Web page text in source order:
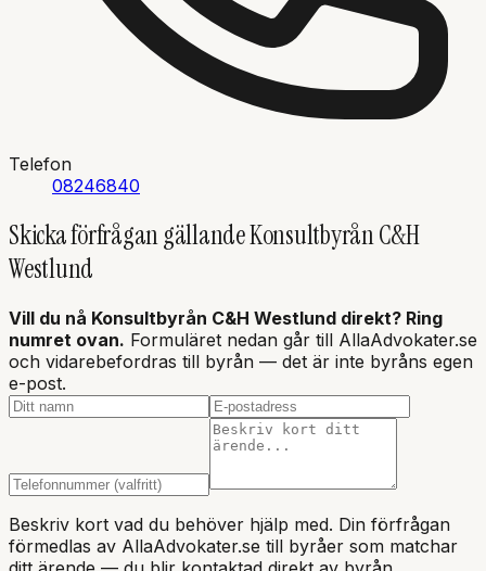
Telefon
08246840
Skicka förfrågan gällandeKonsultbyrån C&H
Westlund
Vill du nå Konsultbyrån C&H Westlund direkt? Ring
numret ovan. Formuläret nedan går till AllaAdvokater.se
och vidarebefordras till byrån — det är inte byråns egen
e-post.
Beskriv kort vad du behöver hjälp med. Din förfrågan
förmedlas av AllaAdvokater.se till byråer som matchar